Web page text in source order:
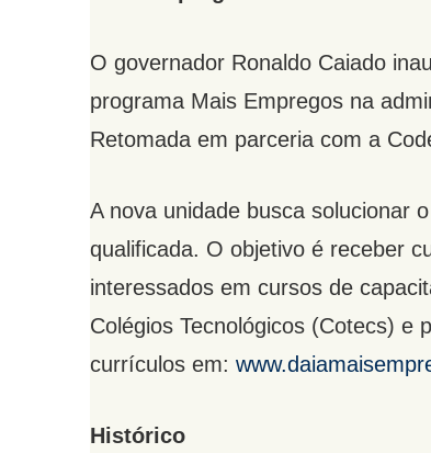
O governador Ronaldo Caiado
programa Mais Empregos na
Retomada em parceria com a
A nova unidade busca solucionar
qualificada. O objetivo é receber
interessados em cursos de
Colégios Tecnológicos (Cotecs) e
currículos em:
Histórico